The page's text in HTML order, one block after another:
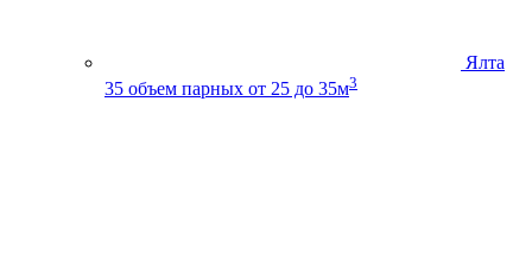
Ялта
35 объем парных от 25 до 35м3